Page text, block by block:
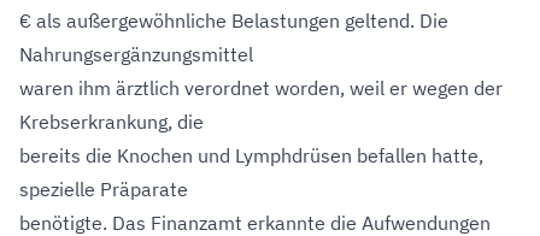
€ als außergewöhnliche Belastungen geltend. Die
Nahrungsergänzungsmittel
waren ihm ärztlich verordnet worden, weil er wegen der
Krebserkrankung, die
bereits die Knochen und Lymphdrüsen befallen hatte,
spezielle Präparate
benötigte. Das Finanzamt erkannte die Aufwendungen